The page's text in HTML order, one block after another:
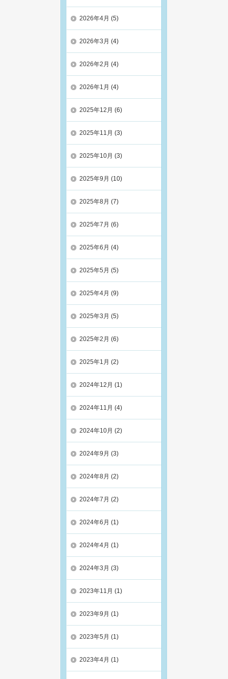
2026年4月 (5)
2026年3月 (4)
2026年2月 (4)
2026年1月 (4)
2025年12月 (6)
2025年11月 (3)
2025年10月 (3)
2025年9月 (10)
2025年8月 (7)
2025年7月 (6)
2025年6月 (4)
2025年5月 (5)
2025年4月 (9)
2025年3月 (5)
2025年2月 (6)
2025年1月 (2)
2024年12月 (1)
2024年11月 (4)
2024年10月 (2)
2024年9月 (3)
2024年8月 (2)
2024年7月 (2)
2024年6月 (1)
2024年4月 (1)
2024年3月 (3)
2023年11月 (1)
2023年9月 (1)
2023年5月 (1)
2023年4月 (1)